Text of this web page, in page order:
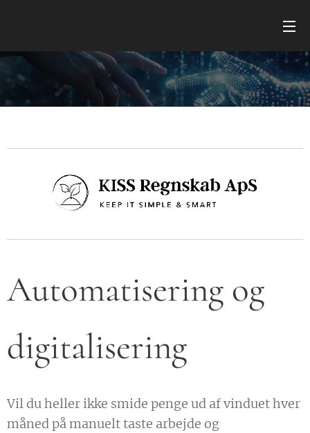
Automatisering og
digitalisering
Vil du heller ikke smide penge ud af vinduet hver
måned på manuelt taste arbejde og